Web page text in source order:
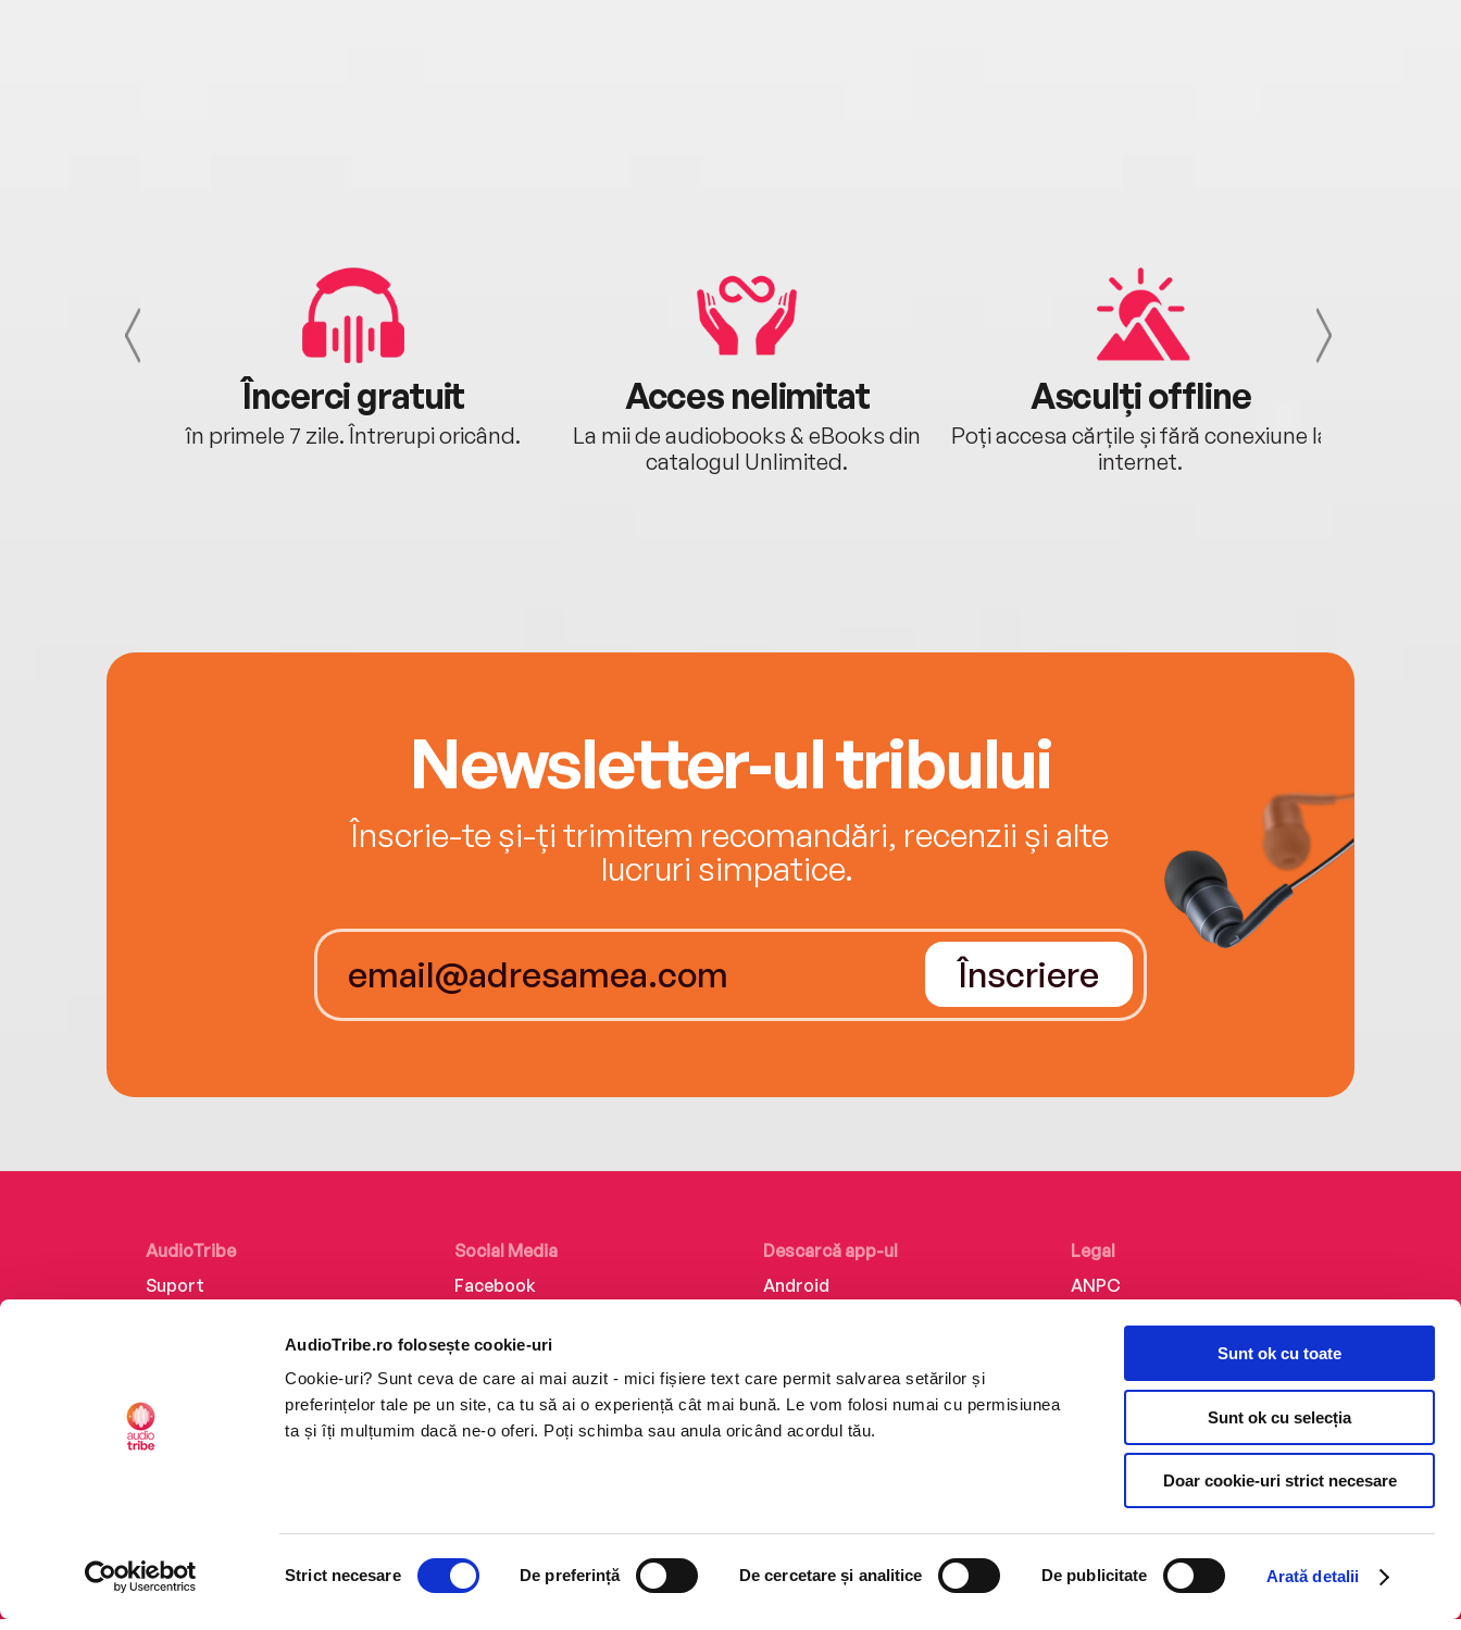
AudioTribe.ro folosește cookie-uri
Cookie-uri? Sunt ceva de care ai mai auzit - mici fișiere text care permit salvarea setărilor și
preferințelor tale pe un site, ca tu să ai o experiență cât mai bună. Le vom folosi numai cu permisiunea
ta și îți mulțumim dacă ne-o oferi. Poți schimba sau anula oricând acordul tău.
Strict necesare De preferință De cercetare și analitice De publicitate Arată detalii
Sunt ok cu toate
Sunt ok cu selecția
Doar cookie-uri strict necesare
Încerci gratuit
în primele 7 zile. Întrerupi oricând.
Acces nelimitat
La mii de audiobooks & eBooks din
catalogul Unlimited.
Asculți offline
Poți accesa cărțile și fără conexiune la
internet.
Newsletter-ul tribului
Înscrie-te și-ți trimitem recomandări, recenzii și alte
lucruri simpatice.
Înscriere
AudioTribe
Suport
Retragere din comandă
Social Media
Facebook
Instagram
TikTok
Descarcă app-ul
Android
Legal
ANPC
Politica de confidențialitate
Termeni și condiții